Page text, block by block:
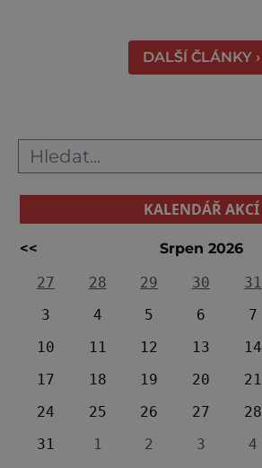
DALŠÍ ČLÁNKY ›
KALENDÁŘ AKCÍ
<< Srpen 2026
27
28 29 30 31
3
4 5 6 7
10
11 12 13 14
17
18 19 20 21
24
25 26 27 28
31
1 2 3 4